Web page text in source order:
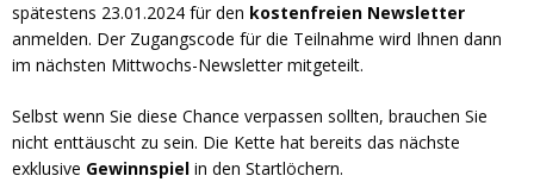
spätestens 23.01.2024 für den kostenfreien Newsletter
anmelden. Der Zugangscode für die Teilnahme wird Ihnen dann
im nächsten Mittwochs-Newsletter mitgeteilt.
Selbst wenn Sie diese Chance verpassen sollten, brauchen Sie
nicht enttäuscht zu sein. Die Kette hat bereits das nächste
exklusive Gewinnspiel in den Startlöchern.